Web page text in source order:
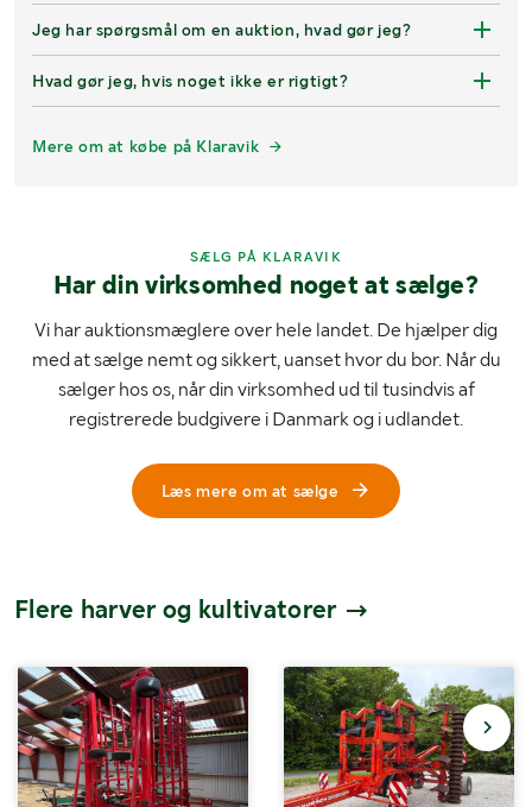
Jeg har spørgsmål om en auktion, hvad gør jeg?
Hvad gør jeg, hvis noget ikke er rigtigt?
Mere om at købe på Klaravik
SÆLG PÅ KLARAVIK
Har din virksomhed noget at sælge?
Vi har auktionsmæglere over hele landet. De hjælper dig
med at sælge nemt og sikkert, uanset hvor du bor. Når du
sælger hos os, når din virksomhed ud til tusindvis af
registrerede budgivere i Danmark og i udlandet.
Læs mere om at sælge
Flere harver og kultivatorer